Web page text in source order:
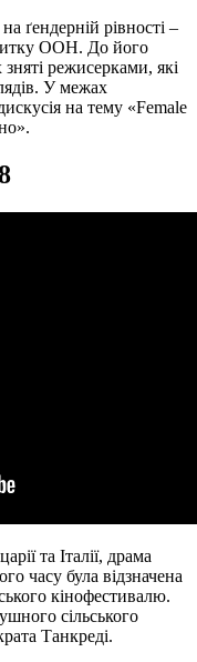
ґендерній рівності –
ООН. До його
режисерками, які
У межах
на тему «Female
та Італії, драма
чаcу була відзначена
кінофестивалю.
сільського
Танкреді.